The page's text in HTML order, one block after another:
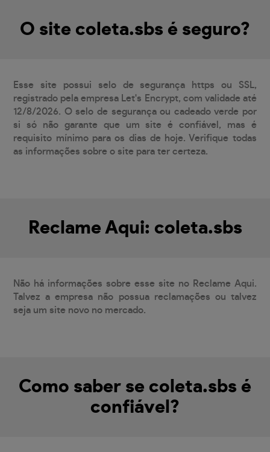
O site coleta.sbs é seguro?
Esse site possui selo de segurança https ou SSL,
registrado pela empresa Let's Encrypt, com validade até
12/8/2026. O selo de segurança ou cadeado verde por
si só não garante que um site é confiável, mas é
requisito mínimo para os dias de hoje. Verifique todas
as informações sobre o site para ter certeza.
Reclame Aqui: coleta.sbs
Não há informações sobre esse site no Reclame Aqui.
Talvez a empresa não possua reclamações ou talvez
seja um site novo no mercado.
Como saber se coleta.sbs é
confiável?